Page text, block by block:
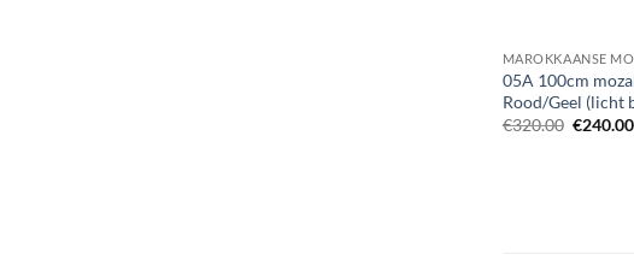
MAROKKAANSE
05A 100cm
Rood/Geel (licht
€320.00 €240.00